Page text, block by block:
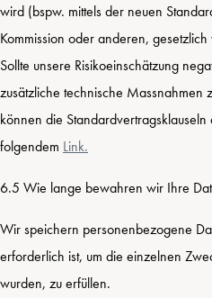
wird (bspw. mittels der neuen
Kommission oder anderen,
Sollte unsere Risikoeinschätzung
zusätzliche technische Massnahmen
können die
folgendem Link.
6.5 Wie lange bewahren wir Ihre
Wir speichern personenbezogene
erforderlich ist, um die einzelnen
wurden, zu erfüllen.